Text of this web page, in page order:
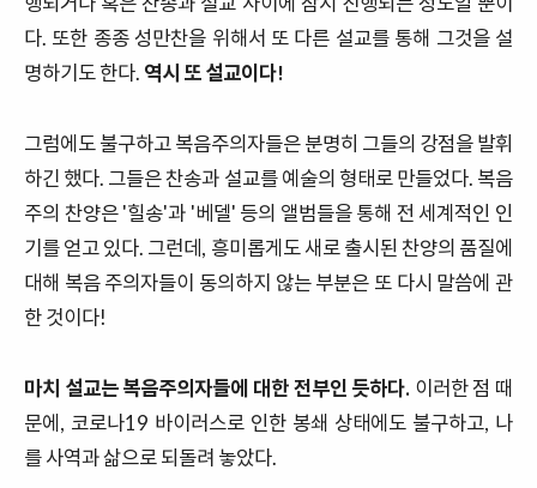
다. 또한 종종 성만찬을 위해서 또 다른 설교를 통해 그것을 설
명하기도한다. 역시 또설교이다!
그럼에도불구하고복음주의자들은분명히 그들의 강점을발휘
하긴 했다. 그들은찬송과 설교를 예술의 형태로 만들었다. 복음
주의 찬양은'힐송'과 '베델' 등의 앨범들을통해 전 세계적인 인
기를얻고있다. 그런데, 흥미롭게도 새로 출시된 찬양의 품질에
대해 복음 주의자들이 동의하지 않는 부분은 또 다시 말씀에 관
한것이다!
마치 설교는 복음주의자들에 대한 전부인 듯하다. 이러한 점 때
문에, 코로나19 바이러스로 인한 봉쇄 상태에도 불구하고, 나
를사역과삶으로되돌려 놓았다.